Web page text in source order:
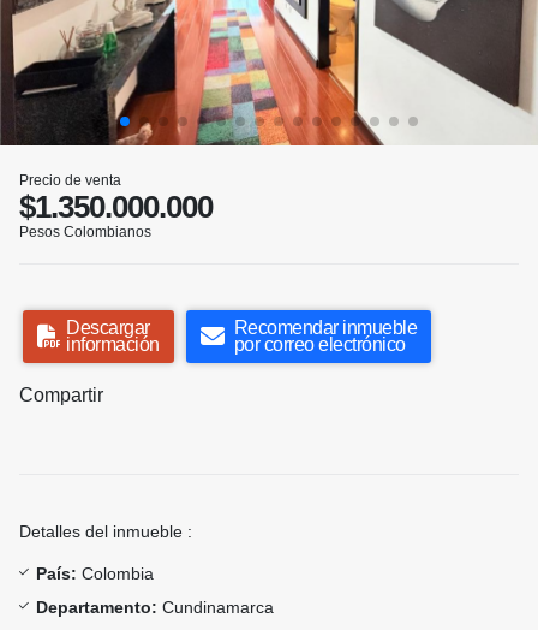
Precio de venta
$1.350.000.000
Pesos Colombianos
Descargar
información
Recomendar inmueble
por correo electrónico
Compartir
Detalles del inmueble :
País: Colombia
Departamento: Cundinamarca